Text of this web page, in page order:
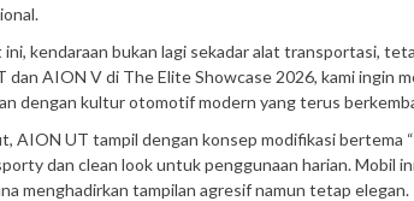
ini, kendaraan bukan lagi sekadar alat transportasi,
dan AION V di The Elite Showcase 2026, kami ingin
dengan kultur otomotif modern yang terus
AION UT tampil dengan konsep modifikasi bertema
dan clean look untuk penggunaan harian. Mobil
menghadirkan tampilan agresif namun tetap elegan.